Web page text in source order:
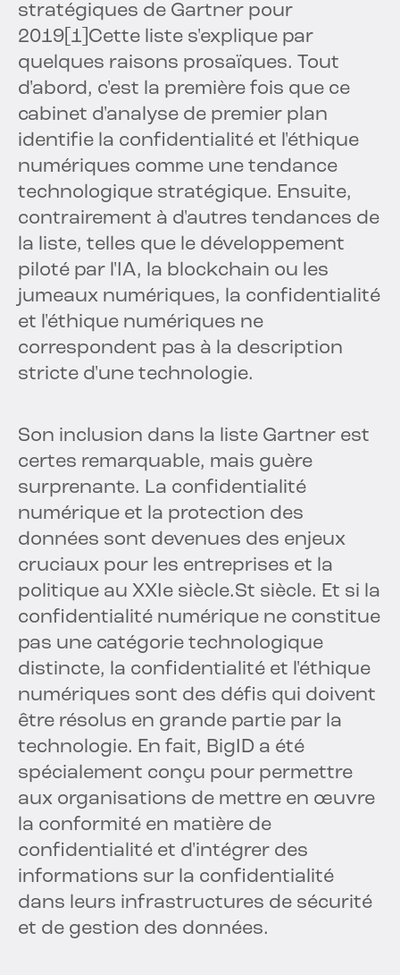
stratégiques de Gartner pour
2019 [1] Cette liste s'explique par
quelques raisons prosaïques. Tout
d'abord, c'est la première fois que ce
cabinet d'analyse de premier plan
identifie la confidentialité et l'éthique
numériques comme une tendance
technologique stratégique. Ensuite,
contrairement à d'autres tendances de
la liste, telles que le développement
piloté par l'IA, la blockchain ou les
jumeaux numériques, la confidentialité
et l'éthique numériques ne
correspondent pas à la description
stricte d'une technologie.
Son inclusion dans la liste Gartner est
certes remarquable, mais guère
surprenante. La confidentialité
numérique et la protection des
données sont devenues des enjeux
cruciaux pour les entreprises et la
politique au XXIe siècle.St siècle. Et si la
confidentialité numérique ne constitue
pas une catégorie technologique
distincte, la confidentialité et l'éthique
numériques sont des défis qui doivent
être résolus en grande partie par la
technologie. En fait, BigID a été
spécialement conçu pour permettre
aux organisations de mettre en œuvre
la conformité en matière de
confidentialité et d'intégrer des
informations sur la confidentialité
dans leurs infrastructures de sécurité
et de gestion des données.